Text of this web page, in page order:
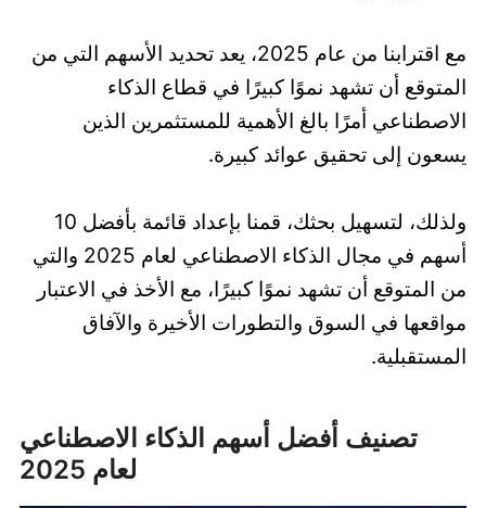
مع اقترابنا من عام 2025، يعد تحديد الأسهم التي من
المتوقع أن تشهد نموًا كبيرًا في قطاع الذكاء
الاصطناعي أمرًا بالغ الأهمية للمستثمرين الذين
يسعون إلى تحقيق عوائد كبيرة.
ولذلك، لتسهيل بحثك، قمنا بإعداد قائمة بأفضل 10
أسهم في مجال الذكاء الاصطناعي لعام 2025 والتي
من المتوقع أن تشهد نموًا كبيرًا، مع الأخذ في الاعتبار
مواقعها في السوق والتطورات الأخيرة والآفاق
المستقبلية.
تصنيف أفضل أسهم الذكاء الاصطناعي
لعام 2025